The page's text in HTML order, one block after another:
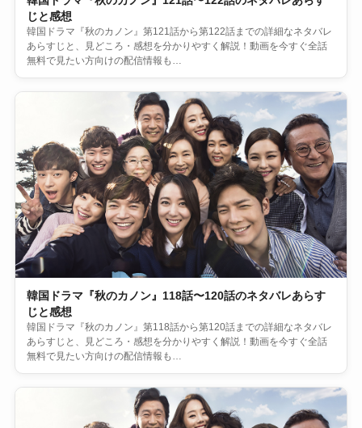
じと感想
韓国ドラマ『秋のカノン』第121話から第122話までの詳細なネタバレ
あらすじと、見どころ・感想を分かりやすく解説！動画を今すぐ全話
無料で見たい方向けの配信情報も…
韓国ドラマ『秋のカノン』118話〜120話のネタバレあらす
じと感想
韓国ドラマ『秋のカノン』第118話から第120話までの詳細なネタバレ
あらすじと、見どころ・感想を分かりやすく解説！動画を今すぐ全話
無料で見たい方向けの配信情報も…